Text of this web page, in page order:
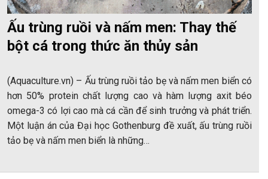
Ấu trùng ruồi và nấm men: Thay thế
bột cá trong thức ăn thủy sản
(Aquaculture.vn) – Ấu trùng ruồi tảo bẹ và nấm men biển có
hơn 50% protein chất lượng cao và hàm lượng axit béo
omega-3 có lợi cao mà cá cần để sinh trưởng và phát triển.
Một luận án của Đại học Gothenburg đề xuất, ấu trùng ruồi
tảo bẹ và nấm men biển là những…